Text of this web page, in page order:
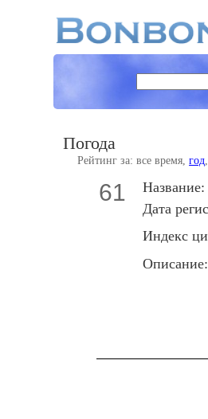
Погода
Рейтинг за: все время,год
61 Название:
Дата
Индекс
Описание: